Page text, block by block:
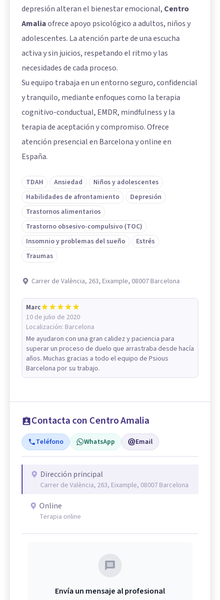
depresión alteran el bienestar emocional, Centro
Amaliaofrece apoyo psicológico a adultos, niños y
adolescentes. La atención parte de una escucha
activa y sin juicios, respetando el ritmo y las
necesidades de cada proceso.
Su equipo trabaja en un entorno seguro, confidencial
y tranquilo, mediante enfoques como la terapia
cognitivo-conductual, EMDR, mindfulness y la
terapia de aceptación y compromiso. Ofrece
atención presencial en Barcelona y online en
España.
TDAH Ansiedad
Niños y adolescentes
Habilidades de afrontamiento
Depresión
Trastornos alimentarios
Trastorno obsesivo-compulsivo (TOC)
Insomnio y problemas del sueño
Estrés
Traumas
Carrer de València, 263, Eixample, 08007 Barcelona
Marc
10 de julio de 2020
Localización: Barcelona
Me ayudaron con una gran calidez y paciencia para
superar un proceso de duelo que arrastraba desde hacía
años. Muchas gracias a todo el equipo de Psious
Barcelona por su trabajo.
Contacta con Centro Amalia
Teléfono WhatsApp Email
Dirección principal
Carrer de València, 263, Eixample, 08007 Barcelona
Online
Terapia online
Envía un mensaje al profesional